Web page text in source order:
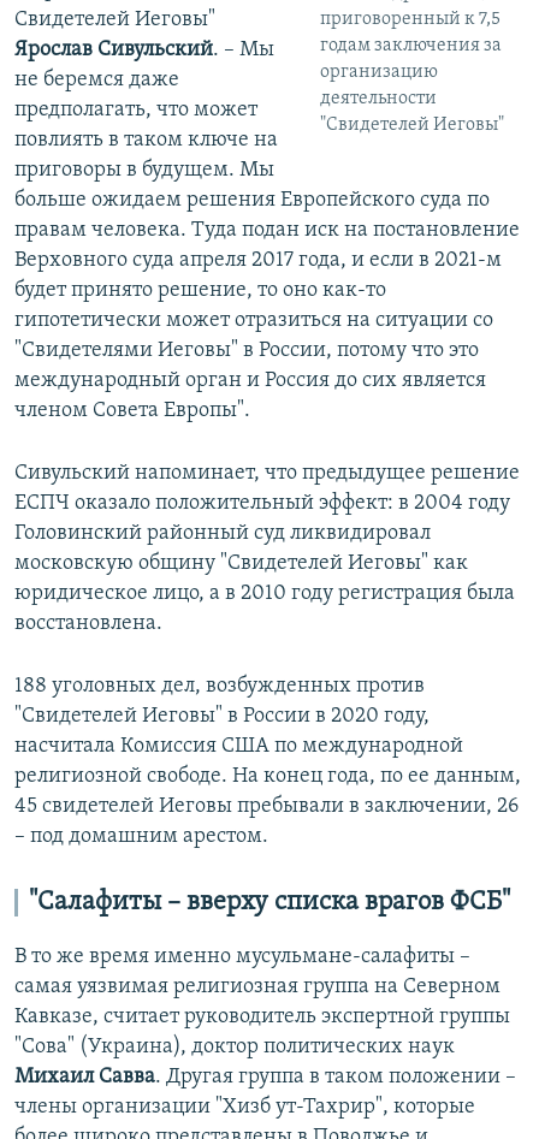
приговоренный к 7,5
годам заключения за
организацию
деятельности
"Свидетелей Иеговы"
Свидетелей Иеговы"
Ярослав Сивульский. – Мы
не беремся даже
предполагать, что может
повлиять в таком ключе на
приговоры в будущем. Мы
больше ожидаем решения Европейского суда по
правам человека. Туда подан иск на постановление
Верховного суда апреля 2017 года, и если в 2021-м
будет принято решение, то оно как-то
гипотетически может отразиться на ситуации со
"Свидетелями Иеговы" в России, потому что это
международный орган и Россия до сих является
членом Совета Европы".
Сивульский напоминает, что предыдущее решение
ЕСПЧ оказало положительный эффект: в 2004 году
Головинский районный суд ликвидировал
московскую общину "Свидетелей Иеговы" как
юридическое лицо, а в 2010 году регистрация была
восстановлена.
188 уголовных дел, возбужденных против
"Свидетелей Иеговы" в России в 2020 году,
насчитала Комиссия США по международной
религиозной свободе. На конец года, по ее данным,
45 свидетелей Иеговы пребывали в заключении, 26
– под домашним арестом.
"Салафиты – вверху списка врагов ФСБ"
В то же время именно мусульмане-салафиты –
самая уязвимая религиозная группа на Северном
Кавказе, считает руководитель экспертной группы
"Сова" (Украина), доктор политических наук
Михаил Савва. Другая группа в таком положении –
члены организации "Хизб ут-Тахрир", которые